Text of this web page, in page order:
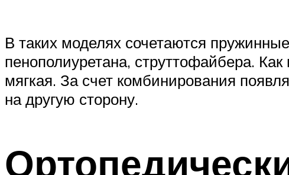
В таких моделях сочетаются
пенополиуретана, струттофайбера.
мягкая. За счет комбинирования
на другую сторону.